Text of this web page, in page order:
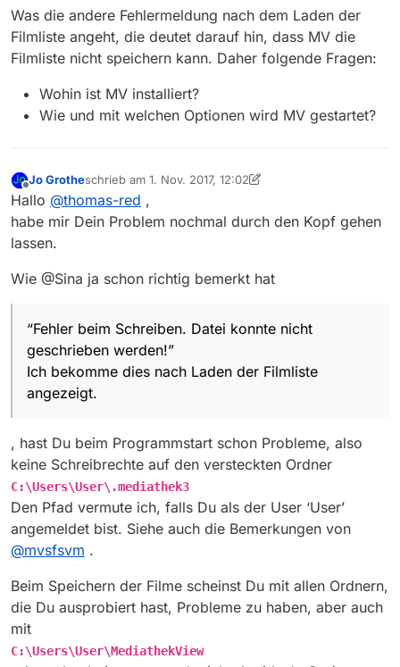
Was die andere Fehlermeldung nach dem Laden der
Filmliste angeht, die deutet darauf hin, dass MV die
Filmliste nicht speichern kann. Daher folgende Fragen:
Wohin ist MV installiert?
Wie und mit welchen Optionen wird MV gestartet?
Offline
Jo Grotheschrieb am 1. Nov. 2017, 12:02
zuletzt editiert von Jo Grothe11. Jan. 2017, 13:05
Hallo @thomas-red ,
habe mir Dein Problem nochmal durch den Kopf gehen
lassen.
Wie @Sina ja schon richtig bemerkt hat
“Fehler beim Schreiben. Datei konnte nicht
geschrieben werden!”
Ich bekomme dies nach Laden der Filmliste
angezeigt.
, hast Du beim Programmstart schon Probleme, also
keine Schreibrechte auf den versteckten Ordner
C:\Users\User\.mediathek3
Den Pfad vermute ich, falls Du als der User ‘User’
angemeldet bist. Siehe auch die Bemerkungen von
@mvsfsvm .
Beim Speichern der Filme scheinst Du mit allen Ordnern,
die Du ausprobiert hast, Probleme zu haben, aber auch
mit
C:\Users\User\MediathekView